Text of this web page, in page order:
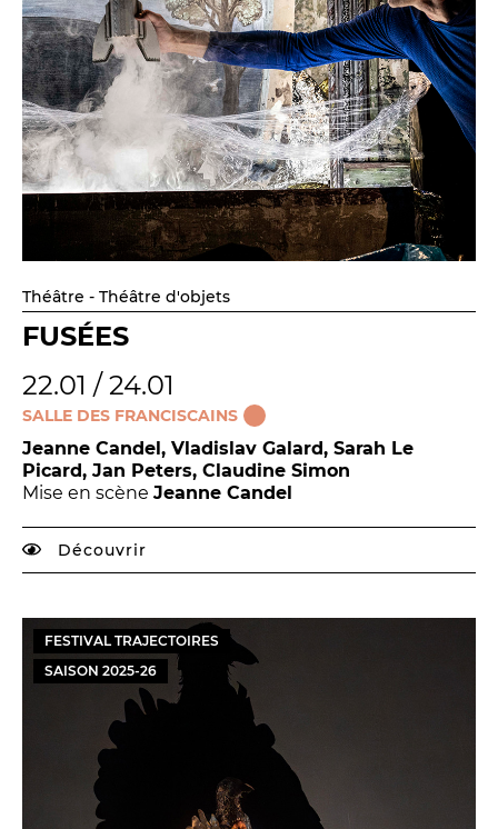
Théâtre - Théâtre d'objets
FUSÉES
22.01 / 24.01
SALLE DES FRANCISCAINS
Jeanne Candel, Vladislav Galard, Sarah Le
Picard, Jan Peters, Claudine Simon
Mise en scène Jeanne Candel
Découvrir
FESTIVAL TRAJECTOIRES
SAISON 2025-26